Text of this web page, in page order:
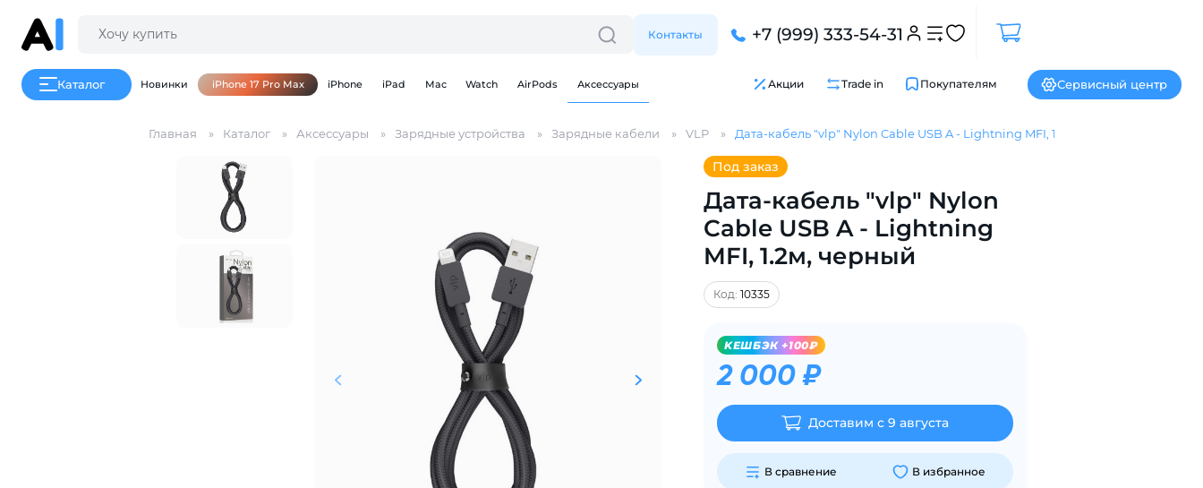
Контакты +7 (999) 333-54-31
Каталог Новинки iPhone 17 Pro Max iPhone iPad Mac Watch AirPods Аксессуары Акции Trade in Покупателям Сервисный центр
Главная Каталог Аксессуары Зарядные устройства Зарядные кабели VLP Дата-кабель "vlp" Nylon Cable USB A - Lightning MFI, 1.2м, черный
Под заказ
Дата-кабель "vlp" Nylon
Cable USB A - Lightning
MFI, 1.2м, черный
Код: 10335
KЕШБЭК +100₽
2 000 ₽
Доставим с 9 августа
В сравнение В избранное
Для клиентов всех банков
Разбейте оплату
на частибез переплат
График платежей
Сегодня
25%